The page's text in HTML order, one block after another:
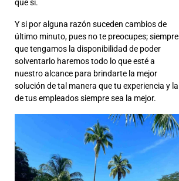
que sí.
Y si por alguna razón suceden cambios de
último minuto, pues no te preocupes; siempre
que tengamos la disponibilidad de poder
solventarlo haremos todo lo que esté a
nuestro alcance para brindarte la mejor
solución de tal manera que tu experiencia y la
de tus empleados siempre sea la mejor.